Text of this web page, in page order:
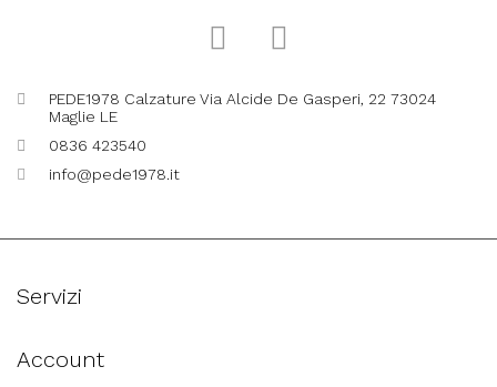
PEDE1978 Calzature Via Alcide De Gasperi, 22 73024
Maglie LE
0836 423540
info@pede1978.it
Servizi
Account